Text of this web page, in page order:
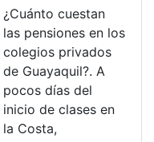
¿Cuánto cuestan
las pensiones en los
colegios privados
de Guayaquil?. A
pocos días del
inicio de clases en
la Costa,